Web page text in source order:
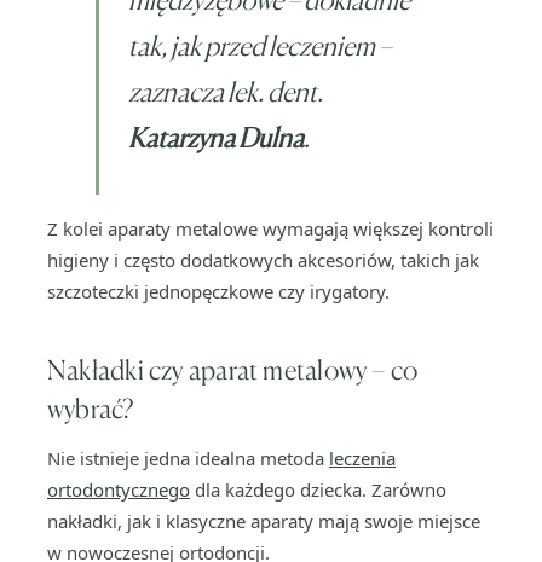
tak, jak przed leczeniem–
zaznacza lek. dent.
Katarzyna Dulna.
Z kolei aparaty metalowe wymagają większej kontroli
higieny i często dodatkowych akcesoriów, takich jak
szczoteczki jednopęczkowe czy irygatory.
Nakładki czy aparat metalowy – co
wybrać?
Nie istnieje jedna idealna metoda leczenia
ortodontycznego dla każdego dziecka. Zarówno
nakładki, jak i klasyczne aparaty mają swoje miejsce
w nowoczesnej ortodoncji.